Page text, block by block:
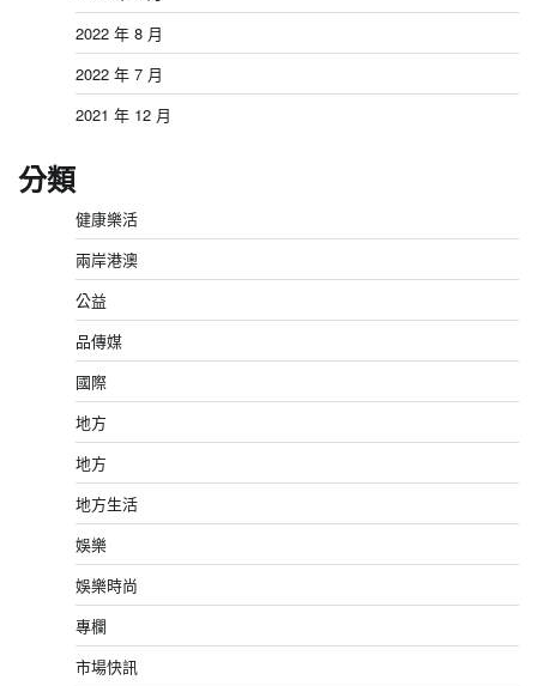
2022 年 8 月
2022 年 7 月
2021 年 12 月
分類
健康樂活
兩岸港澳
公益
品傳媒
國際
地方
地方
地方生活
娛樂
娛樂時尚
專欄
市場快訊